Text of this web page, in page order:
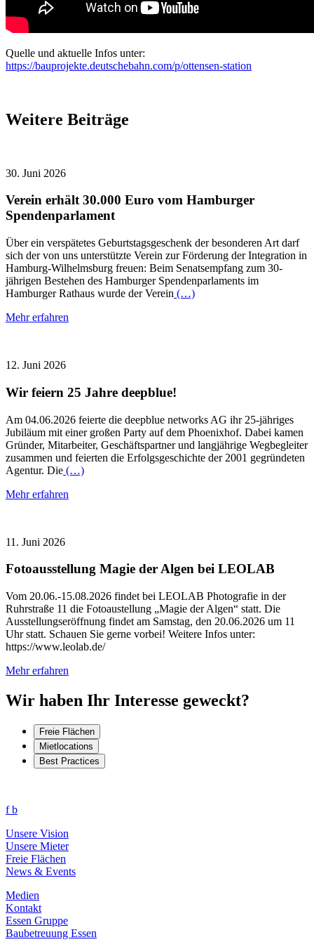
Quelle und aktuelle Infos unter:
https://bauprojekte.deutschebahn.com/p/ottensen-station
Weitere Beiträge
30. Juni 2026
Verein erhält 30.000 Euro vom Hamburger
Spendenparlament
Über ein verspätetes Geburtstagsgeschenk der besonderen Art darf
sich der von uns unterstützte Verein zur Förderung der Integration in
Hamburg-Wilhelmsburg freuen: Beim Senatsempfang zum 30-
jährigen Bestehen des Hamburger Spendenparlaments im
Hamburger Rathaus wurde der Verein (…)
Mehr erfahren
12. Juni 2026
Wir feiern 25 Jahre deepblue!
Am 04.06.2026 feierte die deepblue networks AG ihr 25-jähriges
Jubiläum mit einer großen Party auf dem Phoenixhof. Dabei kamen
Gründer, Mitarbeiter, Geschäftspartner und langjährige Wegbegleiter
zusammen und feierten die Erfolgsgeschichte der 2001 gegründeten
Agentur. Die (…)
Mehr erfahren
11. Juni 2026
Fotoausstellung Magie der Algen bei LEOLAB
Vom 20.06.-15.08.2026 findet bei LEOLAB Photografie in der
Ruhrstraße 11 die Fotoaustellung „Magie der Algen“ statt. Die
Ausstellungseröffnung findet am Samstag, den 20.06.2026 um 11
Uhr statt. Schauen Sie gerne vorbei! Weitere Infos unter:
https://www.leolab.de/
Mehr erfahren
Wir haben Ihr Interesse geweckt?
Freie Flächen
Mietlocations
Best Practices
f b
Unsere Vision
Unsere Mieter
Freie Flächen
News & Events
Medien
Kontakt
Essen Gruppe
Baubetreuung Essen